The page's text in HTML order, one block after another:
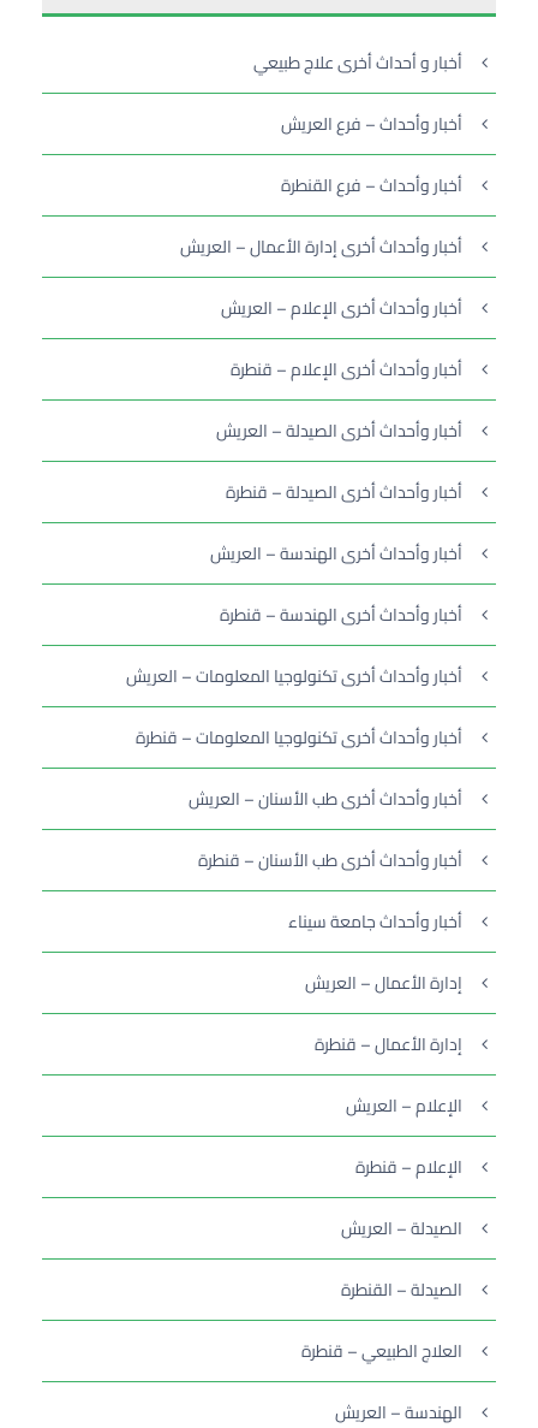
أخبار و أحداث أخرى علاج طبيعي
أخبار وأحداث – فرع العريش
أخبار وأحداث – فرع القنطرة
أخبار وأحداث أخرى إدارة الأعمال – العريش
أخبار وأحداث أخرى الإعلام – العريش
أخبار وأحداث أخرى الإعلام – قنطرة
أخبار وأحداث أخرى الصيدلة – العريش
أخبار وأحداث أخرى الصيدلة – قنطرة
أخبار وأحداث أخرى الهندسة – العريش
أخبار وأحداث أخرى الهندسة – قنطرة
أخبار وأحداث أخرى تكنولوجيا المعلومات – العريش
أخبار وأحداث أخرى تكنولوجيا المعلومات – قنطرة
أخبار وأحداث أخرى طب الأسنان – العريش
أخبار وأحداث أخرى طب الأسنان – قنطرة
أخبار وأحداث جامعة سيناء
إدارة الأعمال – العريش
إدارة الأعمال – قنطرة
الإعلام – العريش
الإعلام – قنطرة
الصيدلة – العريش
الصيدلة – القنطرة
العلاج الطبيعي – قنطرة
الهندسة – العريش